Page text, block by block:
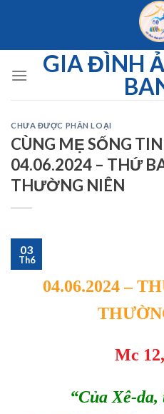
GIA ĐÌNH
CHƯA ĐƯỢC PHÂN LOẠI
CÙNG MẸ SỐNG
04.06.2024 – THỨ
THƯỜNG NIÊN
03
Th6
04.06.2024 –
Mc
“Của Xê-